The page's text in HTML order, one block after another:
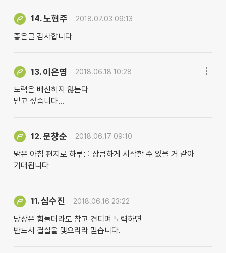
14.노현주 2018.07.03 09:13
좋은글 감사합니다
13. 이은영 2018.06.18 10:28
노력은 배신하지 않는다
믿고 싶습니다...
12.문창순 2018.06.17 09:10
맑은 아침 편지로 하루를 상큼하게 시작할 수 있을 거 같아
기대됩니다
11.심수진 2018.06.16 23:22
당장은 힘들더라도 참고 견디며 노력하면
반드시 결실을 맺으리라 믿습니다.